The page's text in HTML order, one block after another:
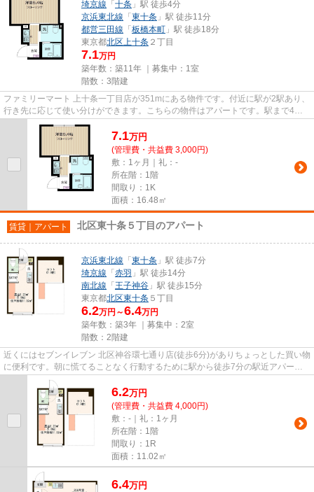
埼京線 「 十条 」駅 徒歩4分
京浜東北線 「 東十条 」駅 徒歩11分
都営三田線 「 板橋本町 」駅 徒歩18分
東京都北区上十条 ２丁目
7.1万円
築年数：築11年 ｜募集中： 1室
階数：3階建
ファミリーマート 上十条一丁目店が351mにある物件です。付近に駅が2駅あり、
行き先に応じて使い分けができます。こちらの物件はアパートです。駅まで4分
と、駅近でアクセスも良好な物...
7.1万円
(管理費・共益費 3,000円)
敷：1ヶ月｜礼：-
所在階：1階
間取り：1K
面積：16.48㎡
賃貸｜アパート 北区東十条５丁目のアパート
京浜東北線 「 東十条 」駅 徒歩7分
埼京線 「 赤羽 」駅 徒歩14分
南北線 「 王子神谷 」駅 徒歩15分
東京都北区東十条 ５丁目
6.2万円～6.4万円
築年数：築3年 ｜募集中： 2室
階数：2階建
近くにはセブンイレブン 北区神谷環七通り店(徒歩6分)がありちょっとした買い物
に便利です。朝に慌てることなく行動するために駅から徒歩7分の駅近アパート
はいかがでしょうか。目的に...
6.2万円
(管理費・共益費 4,000円)
敷：-｜礼：1ヶ月
所在階：1階
間取り：1R
面積：11.02㎡
6.4万円